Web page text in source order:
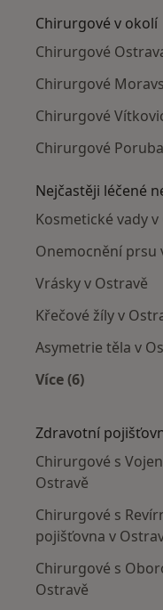
Chirurgové v okolí
Chirurgové
Chirurgové
Chirurgové
Chirurgové Poruba
Nejčastěji léčené
Kosmetické vady
Onemocnění prsu
Vrásky v Ostravě
Křečové žíly v
Asymetrie těla v
Více (6)
Zdravotní
Chirurgové s
Ostravě
Chirurgové s
pojišťovna v
Chirurgové s
Ostravě